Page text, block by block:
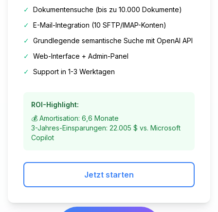
✓ Dokumentensuche (bis zu 10.000 Dokumente)
✓ E-Mail-Integration (10 SFTP/IMAP-Konten)
✓ Grundlegende semantische Suche mit OpenAI API
✓ Web-Interface + Admin-Panel
✓ Support in 1-3 Werktagen
ROI-Highlight:
💰 Amortisation: 6,6 Monate
3-Jahres-Einsparungen: 22.005 $ vs. Microsoft
Copilot
Jetzt starten